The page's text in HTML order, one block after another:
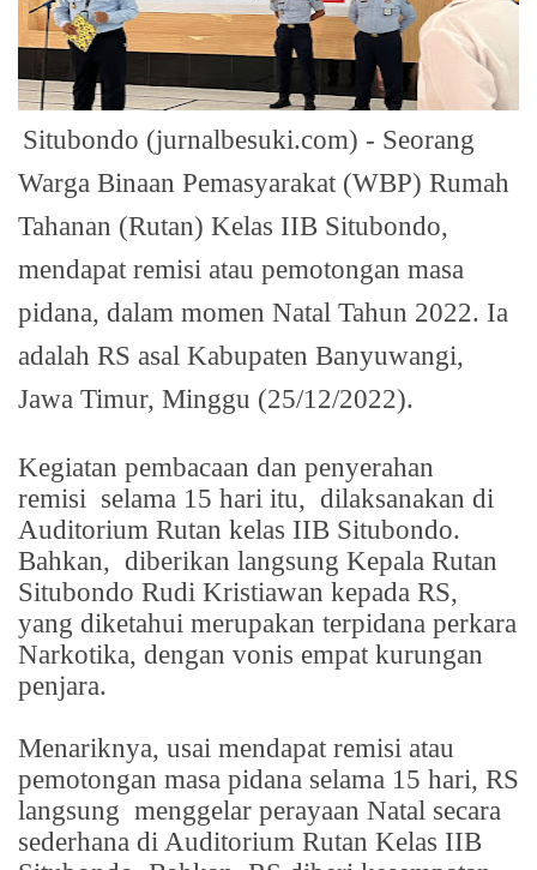
Situbondo (jurnalbesuki.com) - Seorang
Warga Binaan Pemasyarakat (WBP) Rumah
Tahanan (Rutan) Kelas IIB Situbondo,
mendapat remisi atau pemotongan masa
pidana, dalam momen Natal Tahun 2022. Ia
adalah RS asal Kabupaten Banyuwangi,
Jawa Timur, Minggu (25/12/2022).
Kegiatan pembacaan dan penyerahan
remisi selama 15 hari itu, dilaksanakan di
Auditorium Rutan kelas IIB Situbondo.
Bahkan, diberikan langsung Kepala Rutan
Situbondo Rudi Kristiawan kepada RS,
yang diketahui merupakan terpidana perkara
Narkotika, dengan vonis empat kurungan
penjara.
Menariknya, usai mendapat remisi atau
pemotongan masa pidana selama 15 hari, RS
langsung menggelar perayaan Natal secara
sederhana di Auditorium Rutan Kelas IIB